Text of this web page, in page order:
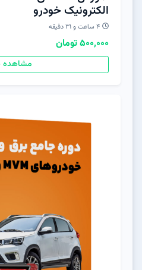
الکترونیک خودرو
۴ ساعت و ۳۱ دقیقه
500,000 تومان
مشاهده